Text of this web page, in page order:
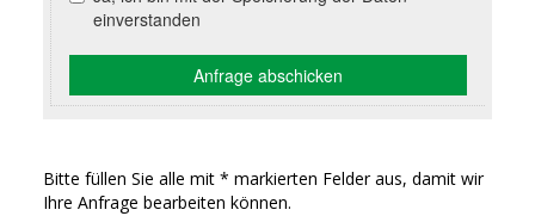
Bitte füllen Sie alle mit * markierten Felder aus, damit wir
Ihre Anfrage bearbeiten können.